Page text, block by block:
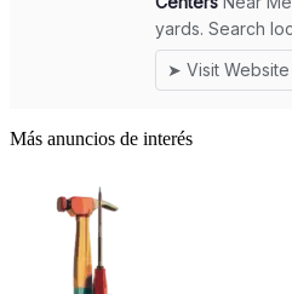
Más anuncios de interés